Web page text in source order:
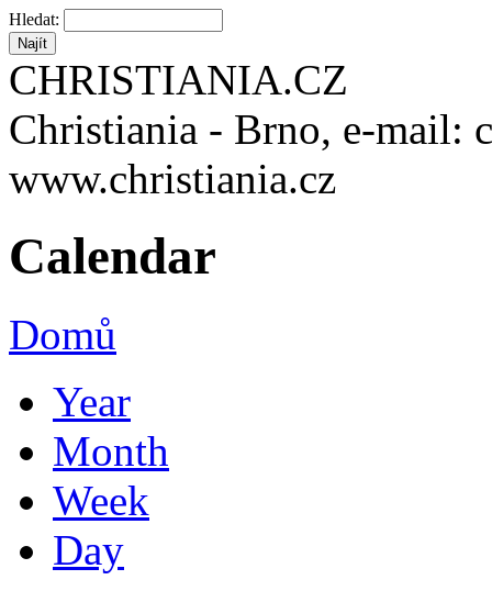
Hledat:
CHRISTIANIA.CZ
Christiania - Brno, e-mail:
www.christiania.cz
Calendar
Domů
Year
Month
Week
Day